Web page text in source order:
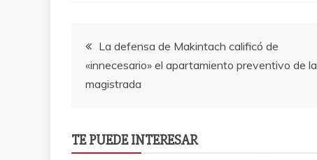
Navegación
de
La defensa de Makintach calificó de
«innecesario» el apartamiento preventivo de la
magistrada
TE PUEDE INTERESAR